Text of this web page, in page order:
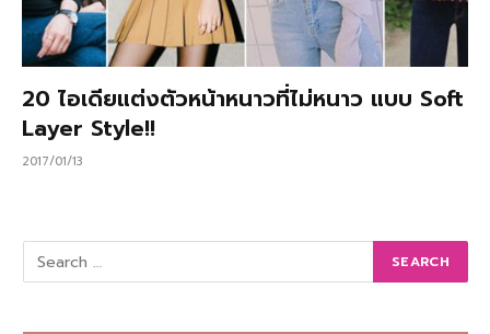
20 ไอเดียแต่งตัวหน้าหนาวที่ไม่หนาว แบบ Soft
Layer Style!!
2017/01/13